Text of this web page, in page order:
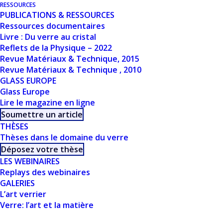
RESSOURCES
PUBLICATIONS & RESSOURCES
Ressources documentaires
Livre : Du verre au cristal
Reflets de la Physique – 2022
Revue Matériaux & Technique, 2015
Revue Matériaux & Technique , 2010
GLASS EUROPE
Glass Europe
Lire le magazine en ligne
Soumettre un article
THÈSES
Thèses dans le domaine du verre
Déposez votre thèse
LES WEBINAIRES
Replays des webinaires
GALERIES
L’art verrier
Verre: l’art et la matière
AND DRAINAGE
OF THIN FILMS OF
MOLTEN GLASS.
APPLICATION TO
THE FOAM
STABILITY IN
GLASS MELTING -
F. PIGEONNEAU